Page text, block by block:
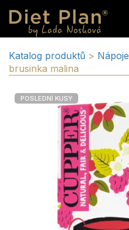
Katalog produktů > Nápoje
brusinka malina
POSLEDNÍ KUSY